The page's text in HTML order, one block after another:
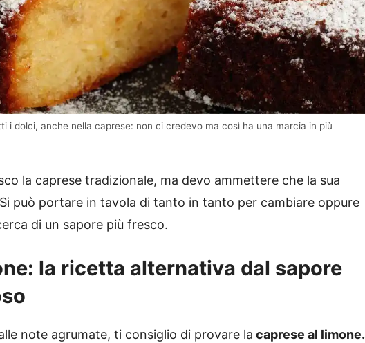
i dolci, anche nella caprese: non ci credevo ma così ha una marcia in più
la caprese tradizionale, ma devo ammettere che la sua
può portare in tavola di tanto in tanto per cambiare oppure
di un sapore più fresco.
la ricetta alternativa dal sapore
note agrumate, ti consiglio di provare la caprese al limone.